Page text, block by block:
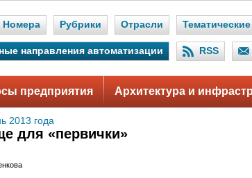
Номера Рубрики Отрасли
направления автоматизации RSS
предприятия Архитектура и
2013 года
для «первички»